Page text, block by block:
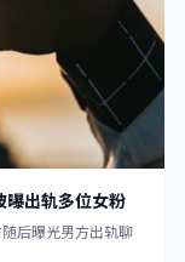
曝出轨多位女粉
后曝光男方出轨聊